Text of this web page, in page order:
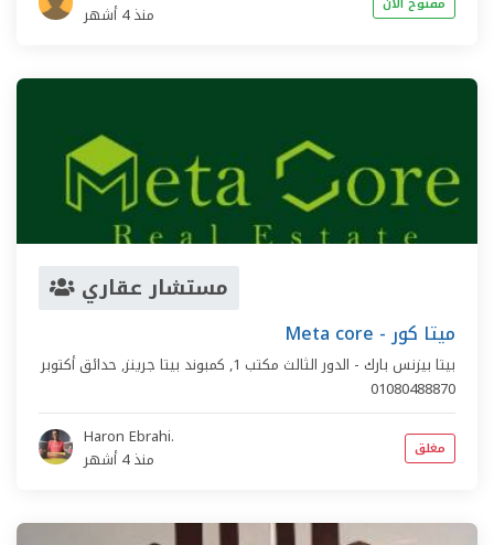
منذ 4 أشهر
مستشار عقاري
Meta core - ميتا كور
بيتا بيزنس بارك - الدور الثالث مكتب 1, كمبوند بيتا جرينز, حدائق أكتوبر
Haron Ebrahi.
منذ 4 أشهر
مغلق